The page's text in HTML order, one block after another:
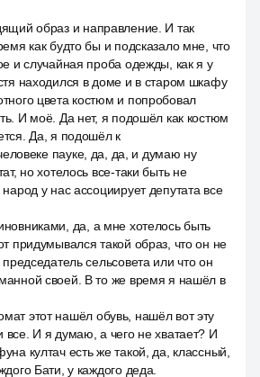
образ и направление. И так
как будто бы и подсказало мне, что
и случайная проба одежды, как я у
находился в доме и в старом шкафу
цвета костюм и попробовал
И моё. Да нет, я подошёл как костюм
Да, я подошёл к
пауке, да, да, и думаю ну
но хотелось все-таки быть не
у нас ассоциирует депутата все
да, а мне хотелось быть
придумывался такой образ, что он не
председатель сельсовета или что он
своей. В то же время я нашёл в
этот нашёл обувь, нашёл вот эту
И я думаю, а чего не хватает? И
култач есть же такой, да, классный,
Бати, у каждого деда.